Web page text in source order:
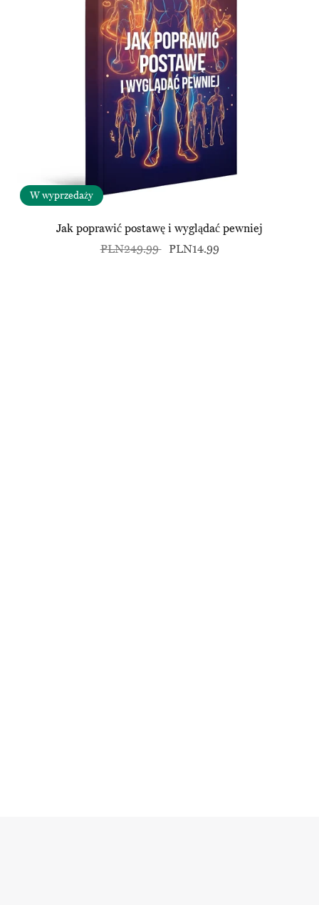
W wyprzedaży
Jak poprawić postawę i wyglądać pewniej
PLN249.99 PLN14.99